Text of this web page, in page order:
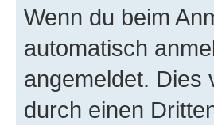
Wenn du beim
automatisch
angemeldet. Dies
durch einen